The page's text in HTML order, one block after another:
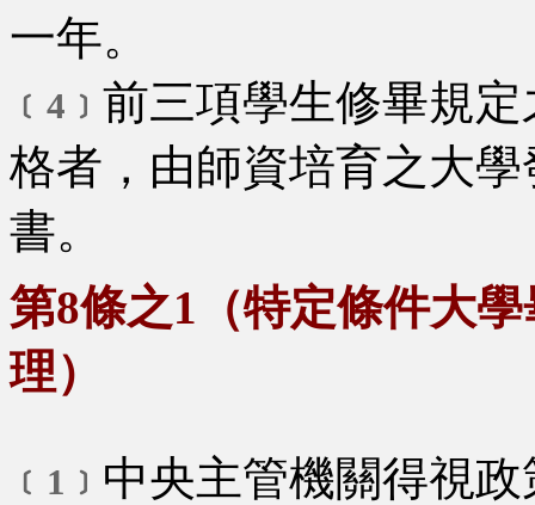
一年。
﹝4﹞ 前三項學生修畢規
格者，由師資培育之大
書。
第8條之1（特定條件大
理）
﹝1﹞ 中央主管機關得視